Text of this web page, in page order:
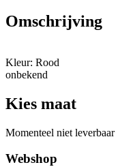
Omschrijving
Kleur: Rood
onbekend
Kies maat
Momenteel niet leverbaar
Webshop